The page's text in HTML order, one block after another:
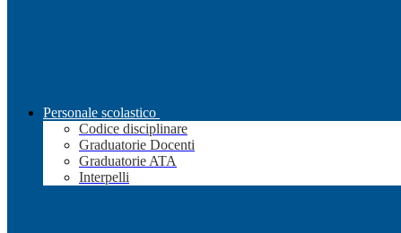
Personale scolastico
Codice disciplinare
Graduatorie Docenti
Graduatorie ATA
Interpelli